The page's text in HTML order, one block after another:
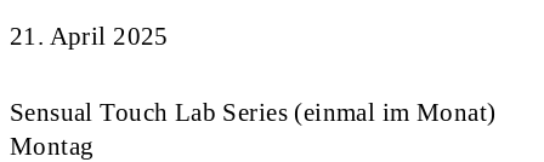
21. April 2025
Sensual Touch Lab Series (einmal im Monat)
Montag